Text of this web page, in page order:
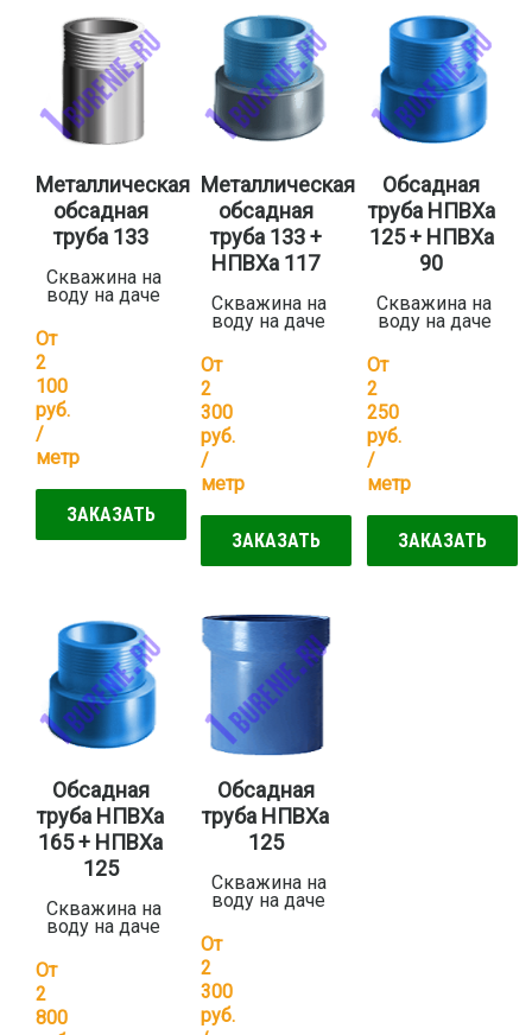
Металлическая
обсадная
труба 133
Скважина на
воду на даче
От
2
100
руб.
/
метр
ЗАКАЗАТЬ
Металлическая
обсадная
труба 133 +
НПВХа 117
Скважина на
воду на даче
От
2
300
руб.
/
метр
ЗАКАЗАТЬ
Обсадная
труба НПВХа
125 + НПВХа
90
Скважина на
воду на даче
От
2
250
руб.
/
метр
ЗАКАЗАТЬ
Обсадная
труба НПВХа
165 + НПВХа
125
Скважина на
воду на даче
От
2
800
Обсадная
труба НПВХа
125
Скважина на
воду на даче
От
2
300
руб.